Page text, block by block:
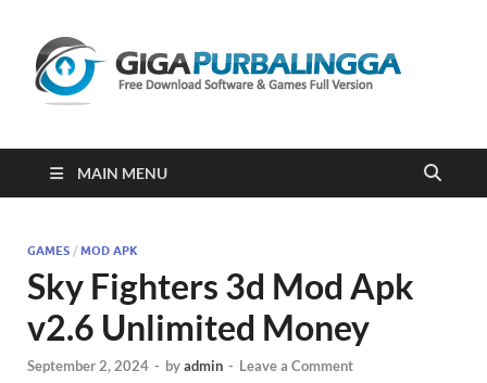
2023
MAIN MENU
GAMES / MOD APK
Sky Fighters 3d Mod Apk
v2.6 Unlimited Money
September 2, 2024 - byadmin - Leave a Comment